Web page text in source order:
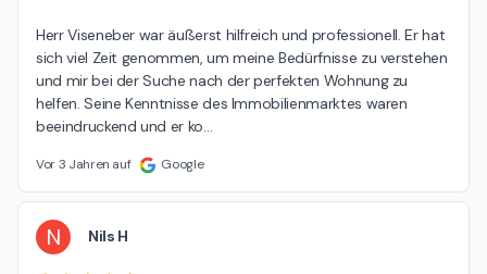
Herr Viseneber war äußerst hilfreich und professionell. Er hat
sich viel Zeit genommen, um meine Bedürfnisse zu verstehen
und mir bei der Suche nach der perfekten Wohnung zu
helfen. Seine Kenntnisse des Immobilienmarktes waren
beeindruckend und er ko…
Vor 3 Jahren auf Google
N Nils H